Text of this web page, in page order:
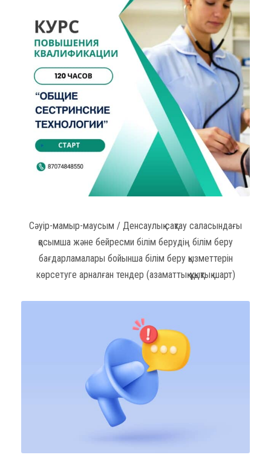
Сәуір-мамыр-маусым / Денсаулық сақтау саласындағы
қосымша және бейресми білім берудің білім беру
бағдарламалары бойынша білім беру қызметтерін
көрсетуге арналған тендер (азаматтық-құқықтық шарт)